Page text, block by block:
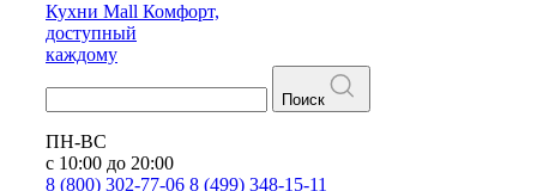
Кухни Mall Комфорт,
доступный
каждому
Поиск
ПН-ВС
с 10:00 до 20:00
8 (800) 302-77-06 8 (499) 348-15-11